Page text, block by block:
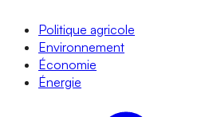
Politique agricole
Environnement
Économie
Énergie